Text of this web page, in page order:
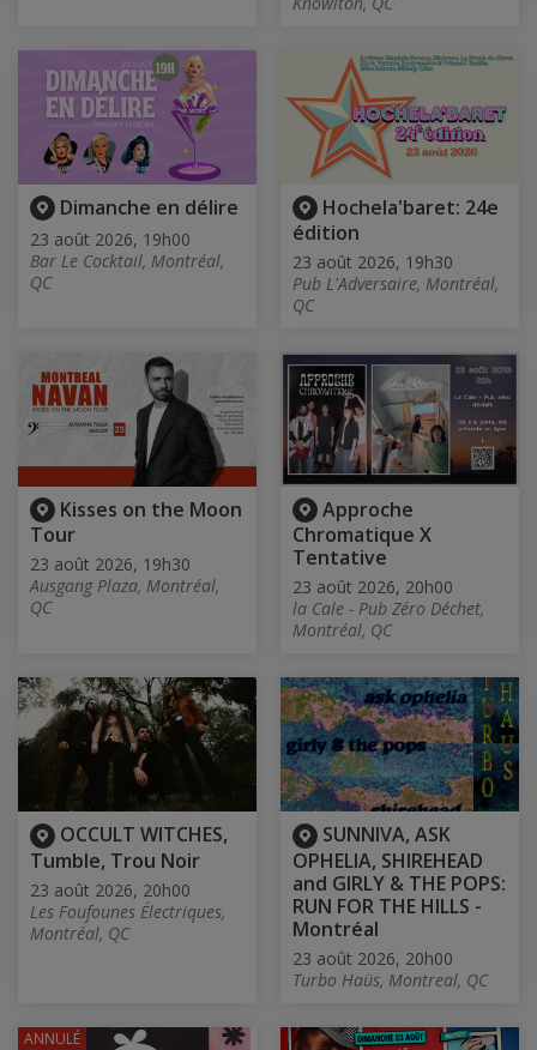
Dimanche en délire
23 août 2026, 19h00
Bar Le Cocktail, Montréal,
QC
Hochela'baret: 24e
édition
23 août 2026, 19h30
Pub L'Adversaire, Montréal,
QC
Kisses on the Moon
Tour
23 août 2026, 19h30
Ausgang Plaza, Montréal,
QC
Approche
Chromatique X
Tentative
23 août 2026, 20h00
la Cale - Pub Zéro Déchet,
Montréal, QC
OCCULT WITCHES,
Tumble, Trou Noir
23 août 2026, 20h00
Les Foufounes Électriques,
Montréal, QC
SUNNIVA, ASK
OPHELIA, SHIREHEAD
and GIRLY & THE POPS:
RUN FOR THE HILLS -
Montréal
23 août 2026, 20h00
Turbo Haüs, Montreal, QC
ANNULÉ